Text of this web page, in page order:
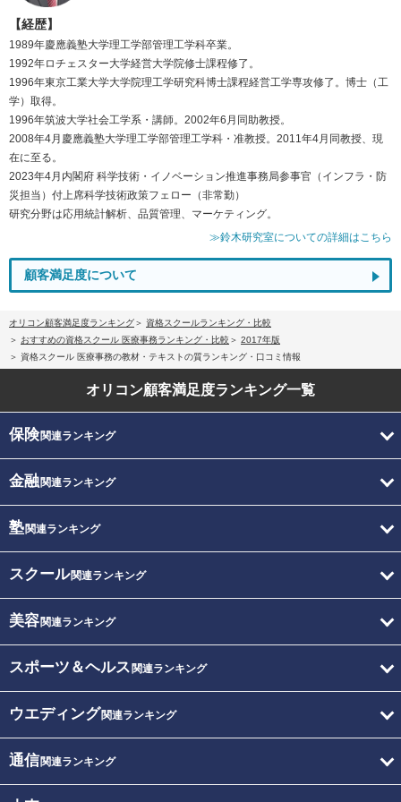
【経歴】
1989年慶應義塾大学理工学部管理工学科卒業。
1992年ロチェスター大学経営大学院修士課程修了。
1996年東京工業大学大学院理工学研究科博士課程経営工学専攻修了。博士（工
学）取得。
1996年筑波大学社会工学系・講師。2002年6月同助教授。
2008年4月慶應義塾大学理工学部管理工学科・准教授。2011年4月同教授、現
在に至る。
2023年4月内閣府 科学技術・イノベーション推進事務局参事官（インフラ・防
災担当）付上席科学技術政策フェロー（非常勤）
研究分野は応用統計解析、品質管理、マーケティング。
≫鈴木研究室についての詳細はこちら
顧客満足度について
オリコン顧客満足度ランキング
資格スクールランキング・比較
おすすめの資格スクール 医療事務ランキング・比較
2017年版
資格スクール 医療事務の教材・テキストの質ランキング・口コミ情報
オリコン顧客満足度ランキング一覧
保険関連ランキング
金融関連ランキング
塾関連ランキング
スクール関連ランキング
美容関連ランキング
スポーツ＆ヘルス 関連ランキング
ウエディング関連ランキング
通信関連ランキング